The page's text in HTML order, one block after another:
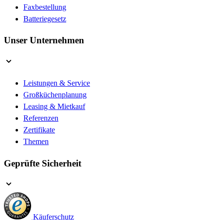
Faxbestellung
Batteriegesetz
Unser Unternehmen
Leistungen & Service
Großküchenplanung
Leasing & Mietkauf
Referenzen
Zertifikate
Themen
Geprüfte Sicherheit
Käuferschutz